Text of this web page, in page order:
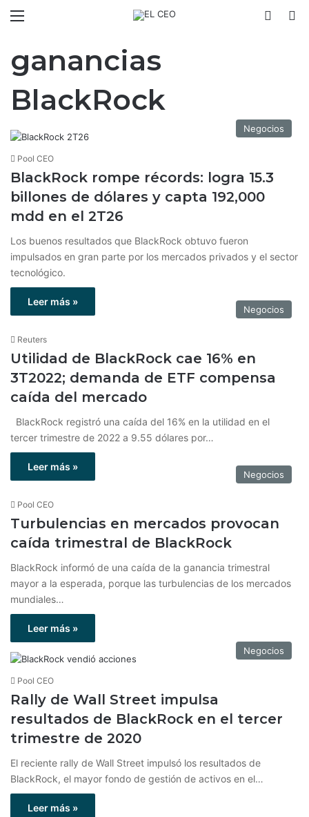
ganancias
BlackRock
Negocios
Pool CEO
BlackRock rompe récords: logra 15.3
billones de dólares y capta 192,000
mdd en el 2T26
Los buenos resultados que BlackRock obtuvo fueron
impulsados en gran parte por los mercados privados y el sector
tecnológico.
Leer más »
Negocios
Reuters
Utilidad de BlackRock cae 16% en
3T2022; demanda de ETF compensa
caída del mercado
BlackRock registró una caída del 16% en la utilidad en el
tercer trimestre de 2022 a 9.55 dólares por…
Leer más »
Negocios
Pool CEO
Turbulencias en mercados provocan
caída trimestral de BlackRock
BlackRock informó de una caída de la ganancia trimestral
mayor a la esperada, porque las turbulencias de los mercados
mundiales…
Leer más »
Negocios
Pool CEO
Rally de Wall Street impulsa
resultados de BlackRock en el tercer
trimestre de 2020
El reciente rally de Wall Street impulsó los resultados de
BlackRock, el mayor fondo de gestión de activos en el…
Leer más »